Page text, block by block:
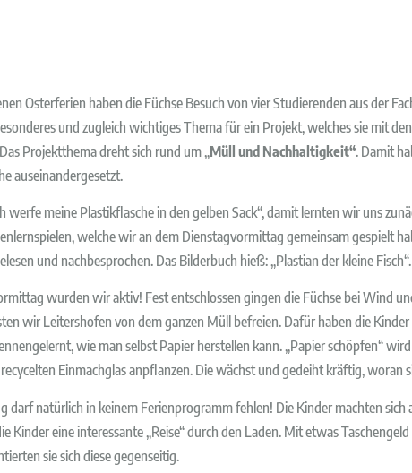
Osterferien haben die Füchse Besuch von vier Studierenden aus der
und zugleich wichtiges Thema für ein Projekt, welches sie mit
Projektthema dreht sich rund um „Müll und Nachhaltigkeit“. Damit
auseinandergesetzt.
werfe meine Plastikflasche in den gelben Sack“, damit lernten wir uns
welche wir an dem Dienstagvormittag gemeinsam gespielt
und nachbesprochen. Das Bilderbuch hieß: „Plastian der kleine Fisch“.
wurden wir aktiv! Fest entschlossen gingen die Füchse bei Wind
wir Leitershofen von dem ganzen Müll befreien. Dafür haben die
wie man selbst Papier herstellen kann. „Papier schöpfen“
Einmachglas anpflanzen. Die wächst und gedeiht kräftig, woran
darf natürlich in keinem Ferienprogramm fehlen! Die Kinder machten
Kinder eine interessante „Reise“ durch den Laden. Mit etwas
sie sich diese gegenseitig.